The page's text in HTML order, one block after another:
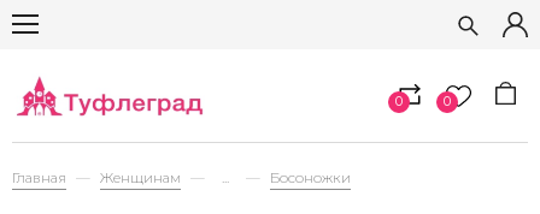
0 0
Главная Женщинам ... Босоножки